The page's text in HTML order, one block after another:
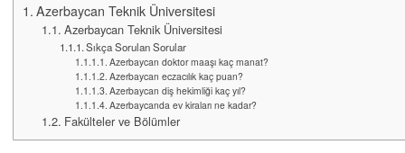
Azerbaycan Teknik Üniversitesi
Azerbaycan Teknik Üniversitesi
Sıkça Sorulan Sorular
Azerbaycan doktor maaşı kaç manat?
Azerbaycan eczacılık kaç puan?
Azerbaycan diş hekimliği kaç yıl?
Azerbaycanda ev kiraları ne kadar?
Fakülteler ve Bölümler